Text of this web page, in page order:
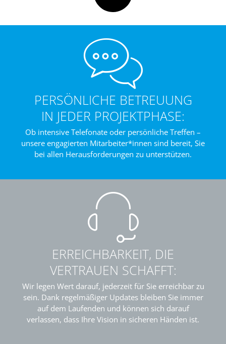
PERSÖNLICHE BETREUUNG
IN JEDER PROJEKTPHASE:
Ob intensive Telefonate oder persönliche Treffen –
unsere engagierten Mitarbeiter*innen sind bereit, Sie
bei allen Herausforderungen zu unterstützen.
ERREICHBARKEIT, DIE
VERTRAUEN SCHAFFT:
Wir legen Wert darauf, jederzeit für Sie erreichbar zu
sein. Dank regelmäßiger Updates bleiben Sie immer
auf dem Laufenden und können sich darauf
verlassen, dass Ihre Vision in sicheren Händen ist.